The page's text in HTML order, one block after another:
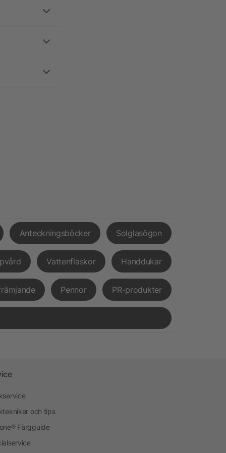
Anteckningsböcker Solglasögon
Vattenflaskor Handdukar
Pennor PR-produkter
och tips
Färgguide